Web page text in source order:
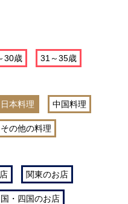
30歳 31～35歳
日本料理 中国料理
その他の料理
関東のお店
・四国のお店